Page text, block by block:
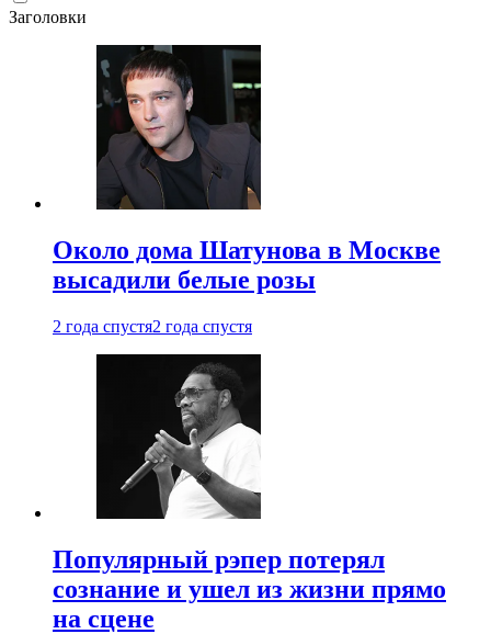
Заголовки
Около дома Шатунова в Москве
высадили белые розы
2 года спустя2 года спустя
Популярный рэпер потерял
сознание и ушел из жизни прямо
на сцене